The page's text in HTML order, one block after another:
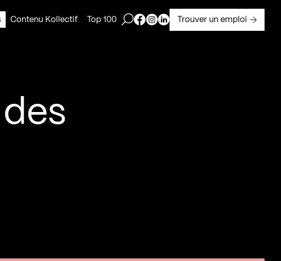
Contenu Kollectif Top 100 Ouvrir la barre de recherche
Page Facebook de Kollectif
Page Instagram de Kollectif
Page Linkedin de Kollectif
Trouver un emploi